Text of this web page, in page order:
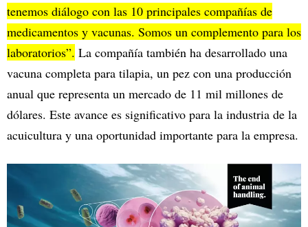
tenemos diálogo con las 10 principales compañías de
medicamentos y vacunas. Somos un complemento para los
laboratorios”. La compañía también ha desarrollado una
vacuna completa para tilapia, un pez con una producción
anual que representa un mercado de 11 mil millones de
dólares. Este avance es significativo para la industria de la
acuicultura y una oportunidad importante para la empresa.